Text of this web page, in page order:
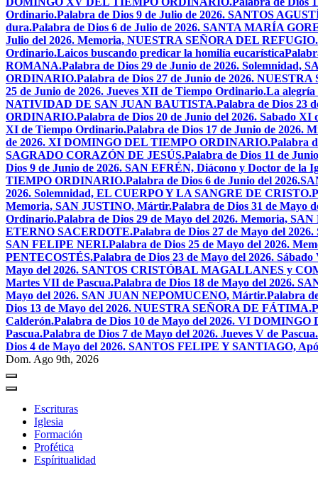
Ordinario.Palabra de Dios 9 de Julio de 2026. SANTOS
dura.Palabra de Dios 6 de Julio de 2026. SANTA MARÍA
Julio del 2026. Memoria, NUESTRA SEÑORA DEL REFUGIO.
Ordinario.Laicos buscando predicar la homilía eucarística
ROMANA.Palabra de Dios 29 de Junio de 2026. Solemnidad,
ORDINARIO.Palabra de Dios 27 de Junio de 2026.
25 de Junio de 2026. Jueves XII de Tiempo Ordinario.La alegría
NATIVIDAD DE SAN JUAN BAUTISTA.Palabra de Dios 23
ORDINARIO.Palabra de Dios 20 de Junio del 2026. Sabado
XI de Tiempo Ordinario.Palabra de Dios 17 de Junio de 2026.
de 2026. XI DOMINGO DEL TIEMPO ORDINARIO.Palabra
SAGRADO CORAZÓN DE JESÚS.Palabra de Dios 11 de
Dios 9 de Junio de 2026. SAN EFRÉN, Diácono y Doctor de la
TIEMPO ORDINARIO.Palabra de Dios 6 de Junio del
2026. Solemnidad, EL CUERPO Y LA SANGRE DE CRISTO.
Memoria, SAN JUSTINO, Mártir.Palabra de Dios 31 de
Ordinario.Palabra de Dios 29 de Mayo del 2026. Memoria,
ETERNO SACERDOTE.Palabra de Dios 27 de Mayo del
SAN FELIPE NERI.Palabra de Dios 25 de Mayo del 2026.
PENTECOSTÉS.Palabra de Dios 23 de Mayo del 2026.
Mayo del 2026. SANTOS CRISTÓBAL MAGALLANES y
Martes VII de Pascua.Palabra de Dios 18 de Mayo del 2026.
Mayo del 2026. SAN JUAN NEPOMUCENO, Mártir.Palabra
Dios 13 de Mayo del 2026. NUESTRA SEÑORA DE FÁTIMA.
Calderón.Palabra de Dios 10 de Mayo del 2026. VI DOMINGO
Pascua.Palabra de Dios 7 de Mayo del 2026. Jueves V de Pascua.
Dios 4 de Mayo del 2026. SANTOS FELIPE Y SANTIAGO,
Dom. Ago 9th, 2026
Escrituras
Iglesia
Formación
Profética
Espíritualidad